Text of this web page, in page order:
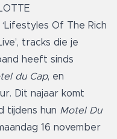
Of The Rich
tracks die je
heeft sinds
du Cap, en
Dit najaar komt
tijdens hun Motel Du
16 november